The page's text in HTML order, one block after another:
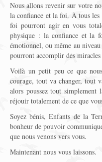
Nous allons revenir sur votre
la confiance et la foi. À tous les
foi pourront agir en vous
physique : la confiance et la
émotionnel, ou même au
pourront accomplir des miracles
Voilà un petit peu ce que
courage, tout va changer, tout
alors poussez tout
réjouir totalement de ce que
Soyez bénis, Enfants de la
bonheur de pouvoir
que nous venons vers vous.
Maintenant nous vous laissons.